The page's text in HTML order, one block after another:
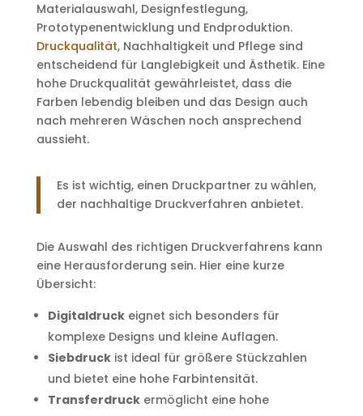
Materialauswahl, Designfestlegung,
Prototypenentwicklung und Endproduktion.
Druckqualität, Nachhaltigkeit und Pflege sind
entscheidend für Langlebigkeit und Ästhetik. Eine
hohe Druckqualität gewährleistet, dass die
Farben lebendig bleiben und das Design auch
nach mehreren Wäschen noch ansprechend
aussieht.
Es ist wichtig, einen Druckpartner zu wählen,
der nachhaltige Druckverfahren anbietet.
Die Auswahl des richtigen Druckverfahrens kann
eine Herausforderung sein. Hier eine kurze
Übersicht:
Digitaldruckeignet sich besonders für
komplexe Designs und kleine Auflagen.
Siebdruckist ideal für größere Stückzahlen
und bietet eine hohe Farbintensität.
Transferdruckermöglicht eine hohe